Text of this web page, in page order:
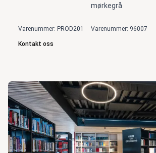
Varenummer: PROD201
Kontakt oss
mørkegrå
Varenummer: 96007